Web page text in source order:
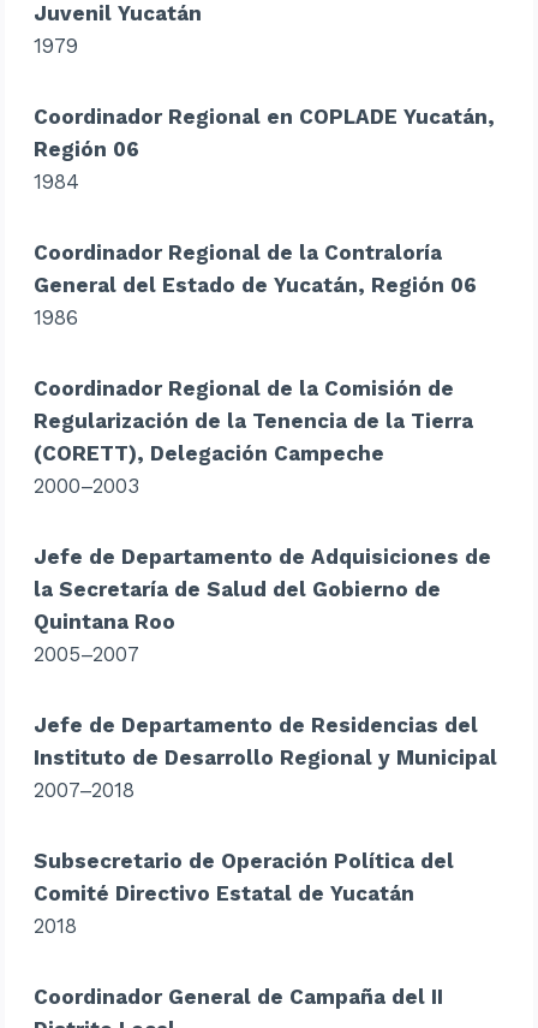
Juvenil Yucatán
1979
Coordinador Regional en COPLADE Yucatán,
Región 06
1984
Coordinador Regional de la Contraloría
General del Estado de Yucatán, Región 06
1986
Coordinador Regional de la Comisión de
Regularización de la Tenencia de la Tierra
(CORETT), Delegación Campeche
2000–2003
Jefe de Departamento de Adquisiciones de
la Secretaría de Salud del Gobierno de
Quintana Roo
2005–2007
Jefe de Departamento de Residencias del
Instituto de Desarrollo Regional y Municipal
2007–2018
Subsecretario de Operación Política del
Comité Directivo Estatal de Yucatán
2018
Coordinador General de Campaña del II